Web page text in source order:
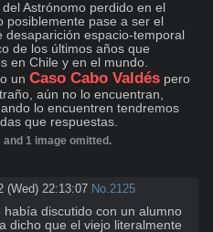
del Astrónomo perdido en el
posiblemente pase a ser el
desaparición espacio-temporal
de los últimos años que
en Chile y en el mundo.
un Caso Cabo Valdés pero
aún no lo encuentran,
lo encuentren tendremos
que respuestas.
and 1 image omitted.
(Wed) 22:13:07 No. 2125
discutido con un alumno
dicho que el viejo literalmente